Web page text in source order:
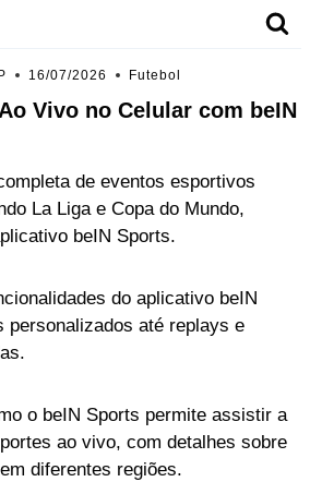
16/07/2026 Futebol
Vivo no Celular com beIN
de eventos esportivos
La Liga e Copa do Mundo,
beIN Sports.
do aplicativo beIN
personalizados até replays e
o beIN Sports permite assistir a
ao vivo, com detalhes sobre
diferentes regiões.